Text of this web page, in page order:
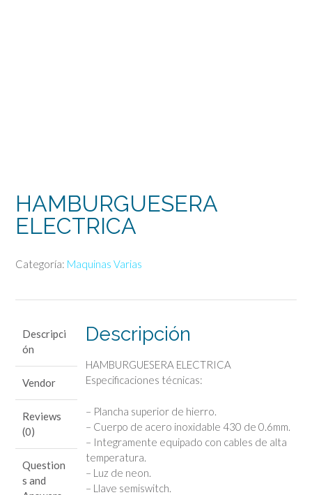
HAMBURGUESERA
ELECTRICA
Categoría: Maquinas Varias
Descripci
ón
Vendor
Reviews
(0)
Question
s and
Descripción
HAMBURGUESERA ELECTRICA
Especificaciones técnicas:
– Plancha superior de hierro.
– Cuerpo de acero inoxidable 430 de 0.6mm.
– Integramente equipado con cables de alta
temperatura.
– Luz de neon.
– Llave semiswitch.